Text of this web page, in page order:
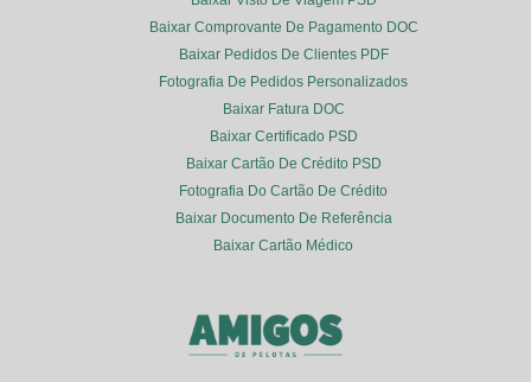
Baixar Comprovante De Pagamento DOC
Baixar Pedidos De Clientes PDF
Fotografia De Pedidos Personalizados
Baixar Fatura DOC
Baixar Certificado PSD
Baixar Cartão De Crédito PSD
Fotografia Do Cartão De Crédito
Baixar Documento De Referência
Baixar Cartão Médico